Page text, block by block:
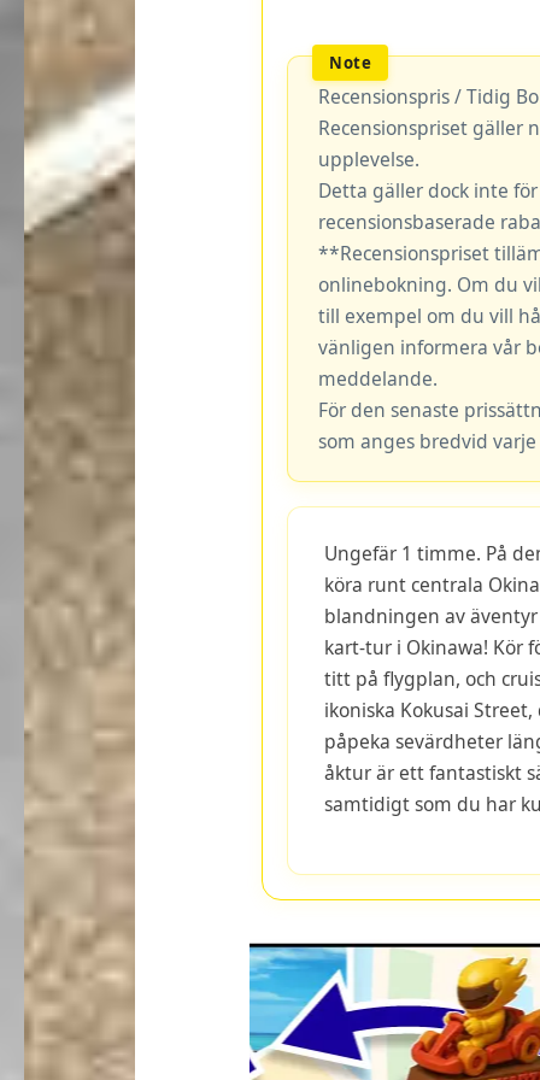
Recensionspris / Tidig
Recensionspriset gäller
upplevelse.
Detta gäller dock inte
recensionsbaserade
**Recensionspriset
onlinebokning. Om du
till exempel om du vill
vänligen informera vår
meddelande.
För den senaste
som anges bredvid
Ungefär 1 timme. På
köra runt centrala
blandningen av
kart-tur i Okinawa! Kör
titt på flygplan, och
ikoniska Kokusai
påpeka sevärdheter
åktur är ett fantastiskt
samtidigt som du har